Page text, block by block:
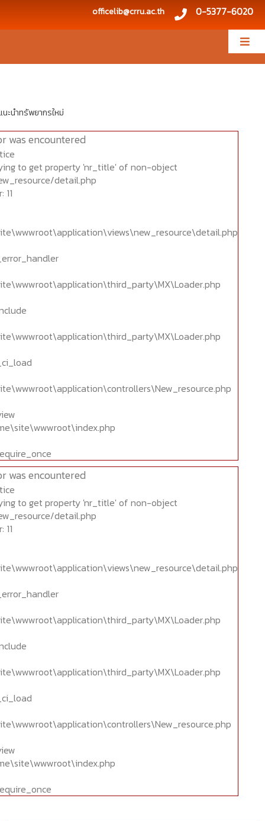
officelib@crru.ac.th 0-5377-6020
ะนำทรัพยากรใหม่
was encountered
to get property 'nr_title' of non-object
detail.php
11
was encountered
to get property 'nr_title' of non-object
detail.php
11